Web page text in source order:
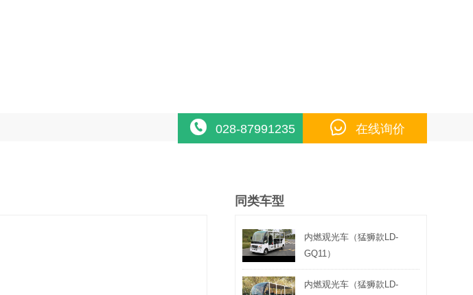
028-87991235 在线询价
同类车型
内燃观光车（猛狮款LD-
GQ11）
内燃观光车（猛狮款LD-